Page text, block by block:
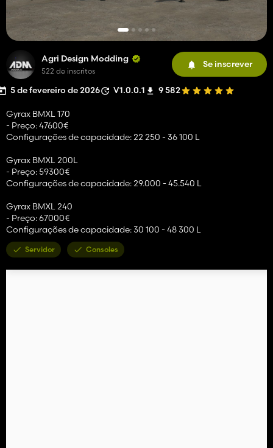
Agri Design Modding
522 de inscritos
Se inscrever
5 de fevereiro de 2026 V1.0.0.1 9 582
Gyrax BMXL 170
- Preço: 47600€
Configurações de capacidade: 22 250 - 36 100 L
Gyrax BMXL 200L
- Preço: 59300€
Configurações de capacidade: 29.000 - 45.540 L
Gyrax BMXL 240
- Preço: 67000€
Configurações de capacidade: 30 100 - 48 300 L
Servidor Consoles